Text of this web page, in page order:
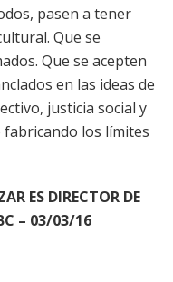
pasen a tener
Que se
Que se acepten
en las ideas de
justicia social y
los límites
ES DIRECTOR DE
– 03/03/16